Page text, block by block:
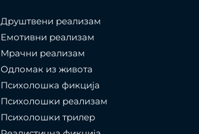
Друштвени реализам
Емотивни реализам
Мрачни реализам
Одломак из живота
Психолошкa фикција
Психолошки реализам
Психолошки трилер